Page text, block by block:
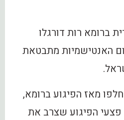
ברומא רות דורגלו
האנטישמיות מתבטאת
"40 שנה חלפו מאז הפיגוע ברומא,
פצעי הפיגוע שצרב את